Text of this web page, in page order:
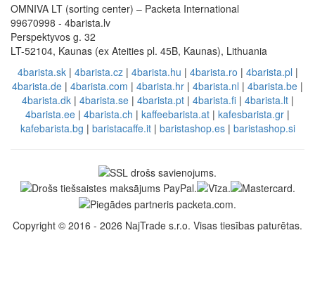
OMNIVA LT (sorting center) – Packeta International
99670998 - 4barista.lv
Perspektyvos g. 32
LT-52104, Kaunas (ex Ateities pl. 45B, Kaunas), Lithuania
4barista.sk| 4barista.cz| 4barista.hu | 4barista.ro | 4barista.pl |
4barista.de | 4barista.com | 4barista.hr | 4barista.nl | 4barista.be |
4barista.dk| 4barista.se| 4barista.pt| 4barista.fi| 4barista.lt|
4barista.ee | 4barista.ch | kaffeebarista.at | kafesbarista.gr |
kafebarista.bg | baristacaffe.it| baristashop.es| baristashop.si
Copyright © 2016 - 2026 NajTrade s.r.o. Visas tiesības paturētas.